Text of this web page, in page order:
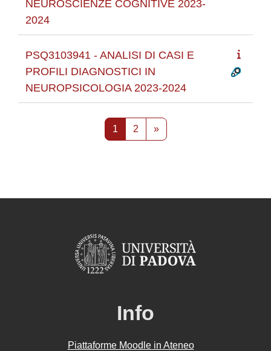
NEUROSCIENZE COGNITIVE 2023-
2024
PSQ3103941 - ANALISI DI CASI E
PROFILI DIAGNOSTICI IN
NEUROPSICOLOGIA 2023-2024
1 Pagina 1
2Pagina 2
»Pagina successiva
Info
Piattaforme Moodle in Ateneo